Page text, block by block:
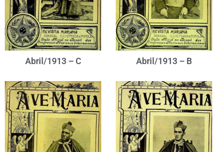
Abril/1913 – C Abril/1913 – B